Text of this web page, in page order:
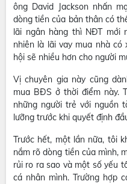
ông David Jackson nhấn
dòng tiền của bản thân có
lãi ngân hàng thì NĐT mới
nhiên là lãi vay mua nhà có
hội sẽ nhiều hơn cho người
Vị chuyên gia này cũng
mua BĐS ở thời điểm này.
những người trẻ với nguồn
lưỡng trước khi quyết định
Trước hết, một lần nữa, tôi
nắm rõ dòng tiền của mình,
rủi ro ra sao và một số yếu
cá nhân mình. Trường hợp